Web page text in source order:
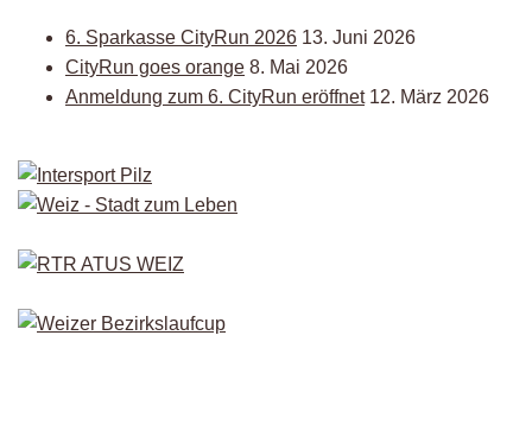
6. Sparkasse CityRun 2026 13. Juni 2026
CityRun goes orange 8. Mai 2026
Anmeldung zum 6. CityRun eröffnet 12. März 2026